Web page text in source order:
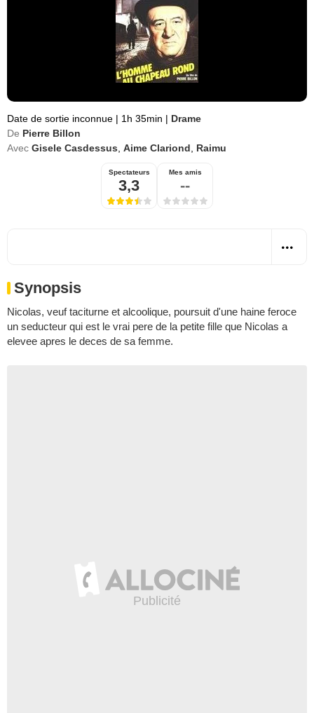
Date de sortie inconnue | 1h 35min | Drame
De Pierre Billon
Avec Gisele Casdessus Aime Clariond Raimu
Spectateurs
3,3
Mes amis
--
Synopsis
Nicolas, veuf taciturne et alcoolique, poursuit d'une haine feroce
un seducteur qui est le vrai pere de la petite fille que Nicolas a
elevee apres le deces de sa femme.